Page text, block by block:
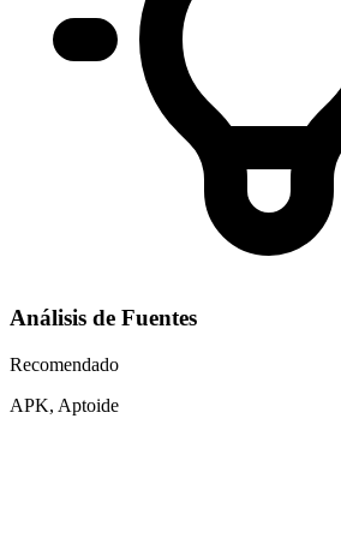
Análisis de Fuentes
Recomendado
APK, Aptoide